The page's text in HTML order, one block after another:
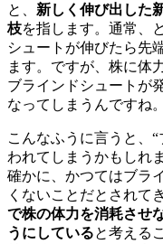
と、 新しく伸び出した
枝を指します。通常、
シュートが伸びたら先
ます。ですが、株に体
ブラインドシュートが
なってしまうんですね。
こんなふうに言うと、
われてしまうかもしれ
確かに、かつてはブラ
くないことだとされて
で株の体力を消耗させ
うにしていると考える